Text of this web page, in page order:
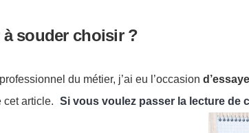
à souder choisir ?
du métier, j’ai eu l’occasion
cet article. Si vous voulez passer la lecture de